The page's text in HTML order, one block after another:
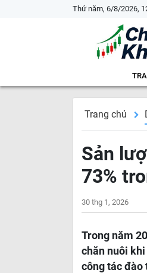
Thứ năm, 6/8/2026,
Trang chủ
Sản
73%
30 thg 1, 2026
Trong năm
chăn nuôi
công tác đào